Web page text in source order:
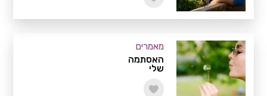
מאמרים
האסתמה
שלי